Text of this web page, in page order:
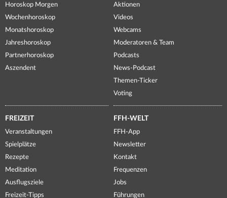
Horoskop Morgen
Wochenhoroskop
Monatshoroskop
Jahreshoroskop
Partnerhoroskop
Aszendent
Aktionen
Videos
Webcams
Moderatoren & Team
Podcasts
News-Podcast
Themen-Ticker
Voting
FREIZEIT
Veranstaltungen
Spielplätze
Rezepte
Meditation
Ausflugsziele
Freizeit-Tipps
FFH-WELT
FFH-App
Newsletter
Kontakt
Frequenzen
Jobs
Führungen